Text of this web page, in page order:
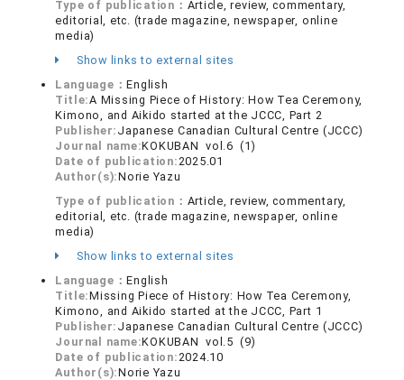
Type of publication： Article, review, commentary,
editorial, etc. (trade magazine, newspaper, online
media)
Show links to external sites
Language：English
Title:A Missing Piece of History: How Tea Ceremony,
Kimono, and Aikido started at the JCCC, Part 2
Publisher: Japanese Canadian Cultural Centre (JCCC)
Journal name:KOKUBAN vol.6 (1)
Date of publication: 2025.01
Author(s):Norie Yazu
Type of publication： Article, review, commentary,
editorial, etc. (trade magazine, newspaper, online
media)
Show links to external sites
Language：English
Title:Missing Piece of History: How Tea Ceremony,
Kimono, and Aikido started at the JCCC, Part 1
Publisher: Japanese Canadian Cultural Centre (JCCC)
Journal name:KOKUBAN vol.5 (9)
Date of publication: 2024.10
Author(s):Norie Yazu